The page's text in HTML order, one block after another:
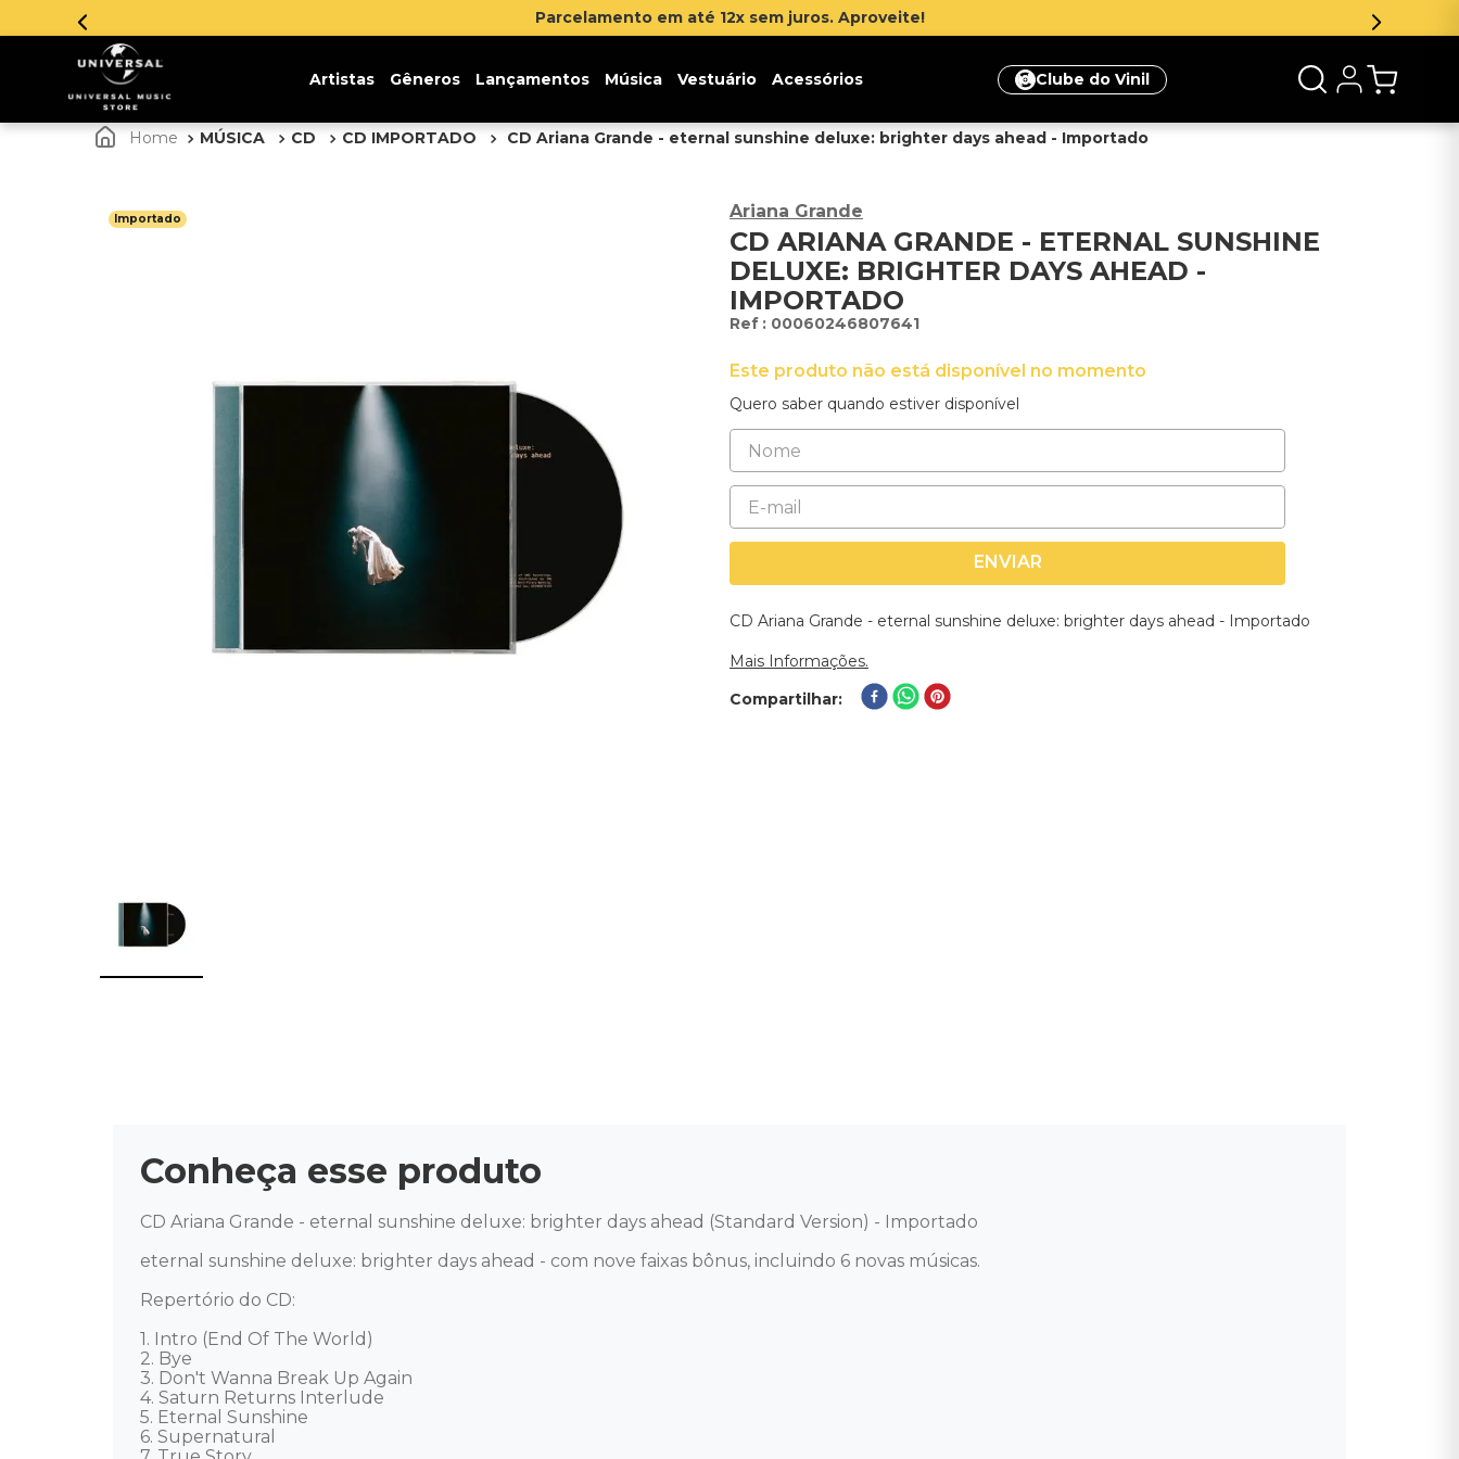
Parcelamento em até 12x sem juros. Aproveite!
Artistas Gêneros Lançamentos Música Vestuário Acessórios Clube do Vinil
MÚSICA CD CD IMPORTADO CD Ariana Grande - eternal sunshine deluxe: brighter days ahead - Importado
Importado Ariana Grande
CD ARIANA GRANDE - ETERNAL SUNSHINE
DELUXE: BRIGHTER DAYS AHEAD -
IMPORTADO
: 00060246807641
Este produto não está disponível no momento
Quero saber quando estiver disponível
ENVIAR
CD Ariana Grande - eternal sunshine deluxe: brighter days ahead - Importado
Mais Informações.
Compartilhar
Conheça esse produto
CD Ariana Grande - eternal sunshine deluxe: brighter days ahead (Standard Version) - Importado
eternal sunshine deluxe: brighter days ahead - com nove faixas bônus, incluindo 6 novas músicas.
Repertório do CD:
1. Intro (End Of The World)
2. Bye
3. Don't Wanna Break Up Again
4. Saturn Returns Interlude
5. Eternal Sunshine
6. Supernatural